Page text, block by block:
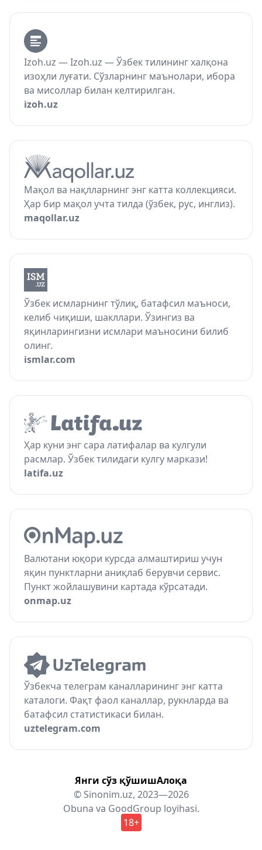
Izoh.uz — Izoh.uz — Ўзбек тилининг халқона
изоҳли луғати. Сўзларнинг маънолари, ибора
ва мисоллар билан келтирилган.
izoh.uz
Мақол ва нақлларнинг энг катта коллекцияси.
Ҳар бир мақол учта тилда (ўзбек, рус, инглиз).
maqollar.uz
Ўзбек исмларнинг тўлиқ, батафсил маъноси,
келиб чиқиши, шакллари. Ўзингиз ва
яқинларингизни исмлари маъносини билиб
олинг.
ismlar.com
Ҳар куни энг сара латифалар ва кулгули
расмлар. Ўзбек тилидаги кулгу маркази!
latifa.uz
Валютани юқори курсда алмаштириш учун
яқин пунктларни аниқлаб берувчи сервис.
Пункт жойлашувини картада кўрсатади.
onmap.uz
Ўзбекча телеграм каналларининг энг катта
каталоги. Фақт фаол каналлар, рукнларда ва
батафсил статистикаси билан.
uztelegram.com
Янги сўз қўшишАлоқа
© Sinonim.uz, 2023—2026
Obuna va GoodGroup loyihasi.
18+